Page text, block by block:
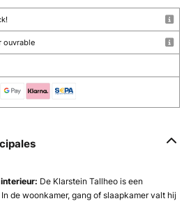
ouvrable
De Klarstein Tallheo is een
de woonkamer, gang of slaapkamer valt hij